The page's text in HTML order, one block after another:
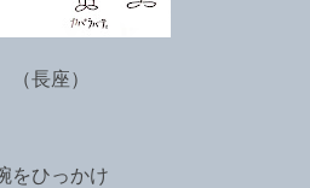
長座）
をひっかけ